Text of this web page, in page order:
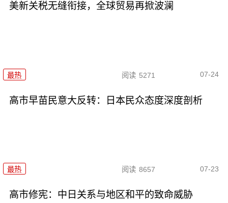
美新关税无缝衔接，全球贸易再掀波澜
最热 阅读 5271 07-24
高市早苗民意大反转：日本民众态度深度剖析
最热 阅读 8657 07-23
高市修宪：中日关系与地区和平的致命威胁